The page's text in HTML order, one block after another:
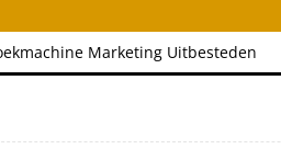
Marketing Uitbesteden